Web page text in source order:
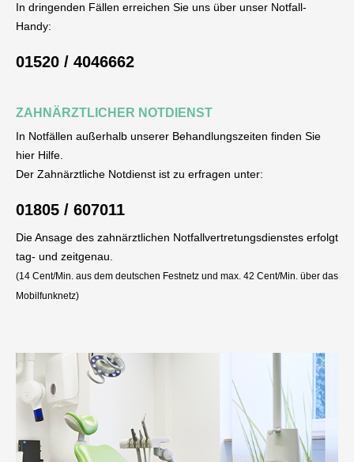
In dringenden Fällen erreichen Sie uns über unser Notfall-
Handy:
01520 / 4046662
ZAHNÄRZTLICHER NOTDIENST
In Notfällen außerhalb unserer Behandlungszeiten finden Sie
hier Hilfe.
Der Zahnärztliche Notdienst ist zu erfragen unter:
01805 / 607011
Die Ansage des zahnärztlichen Notfallvertretungsdienstes erfolgt
tag- und zeitgenau.
(14 Cent/Min. aus dem deutschen Festnetz und max. 42 Cent/Min. über das
Mobilfunknetz)